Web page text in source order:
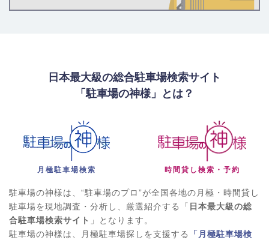
日本最大級の総合駐車場検索サイト
「駐車場の神様」とは？
月極駐車場検索 時間貸し検索・予約
駐車場の神様は、“駐車場のプロ”が全国各地の月極・時間貸し
駐車場を現地調査・分析し、厳選紹介する「 日本最大級の総
合駐車場検索サイト 」となります。
駐車場の神様は、月極駐車場探しを支援する
「月極駐車場検